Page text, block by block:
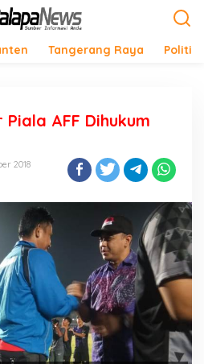
Tangerang Raya Politik
AFF Dihukum
2018